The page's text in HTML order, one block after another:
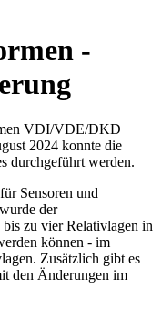
-
VDI/VDE/DKD
2024 konnte die
durchgeführt werden.
Sensoren und
der
zu vier Relativlagen in
können - im
Zusätzlich gibt es
den Änderungen im